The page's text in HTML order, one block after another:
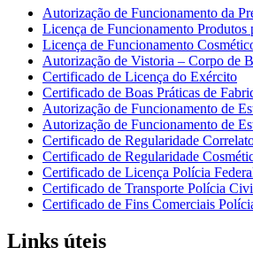
Autorização de Funcionamento da
Licença de Funcionamento Produtos
Licença de Funcionamento
Autorização de Vistoria – Corpo de
Certificado de Licença do Exército
Certificado de Boas Práticas de
Autorização de Funcionamento de
Autorização de Funcionamento de
Certificado de Regularidade
Certificado de Regularidade
Certificado de Licença Polícia
Certificado de Transporte Polícia
Certificado de Fins Comerciais
Links úteis